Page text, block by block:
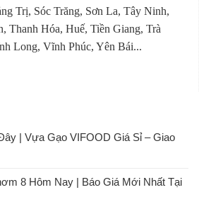
Trị, Sóc Trăng, Sơn La, Tây Ninh,
Thanh Hóa, Huế, Tiền Giang, Trà
Long, Vĩnh Phúc, Yên Bái...
| Vựa Gạo VIFOOD Giá Sỉ – Giao
8 Hôm Nay | Báo Giá Mới Nhất Tại